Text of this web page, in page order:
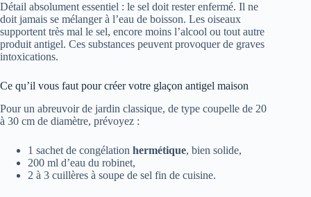
Détail absolument essentiel : le sel doit rester enfermé. Il ne
doit jamais se mélanger à l’eau de boisson. Les oiseaux
supportent très mal le sel, encore moins l’alcool ou tout autre
produit antigel. Ces substances peuvent provoquer de graves
intoxications.
Ce qu’il vous faut pour créer votre glaçon antigel maison
Pour un abreuvoir de jardin classique, de type coupelle de 20
à 30 cm de diamètre, prévoyez :
1 sachet de congélation hermétique, bien solide,
200 ml d’eau du robinet,
2 à 3 cuillères à soupe de sel fin de cuisine.